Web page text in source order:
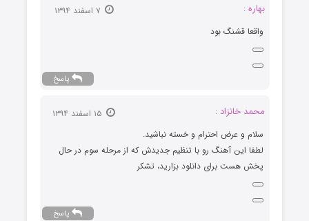
بهاره :
واقعا قشنگ بود
پاسخ
محمد خانزاد :
سلام و عرض احترام و خسته نباشید.
لطفا این آهنگ رو با تنظیم جدیدش که از مرحله سوم در حال
پخش هست برای دانلود بزارید، تشکر
پاسخ